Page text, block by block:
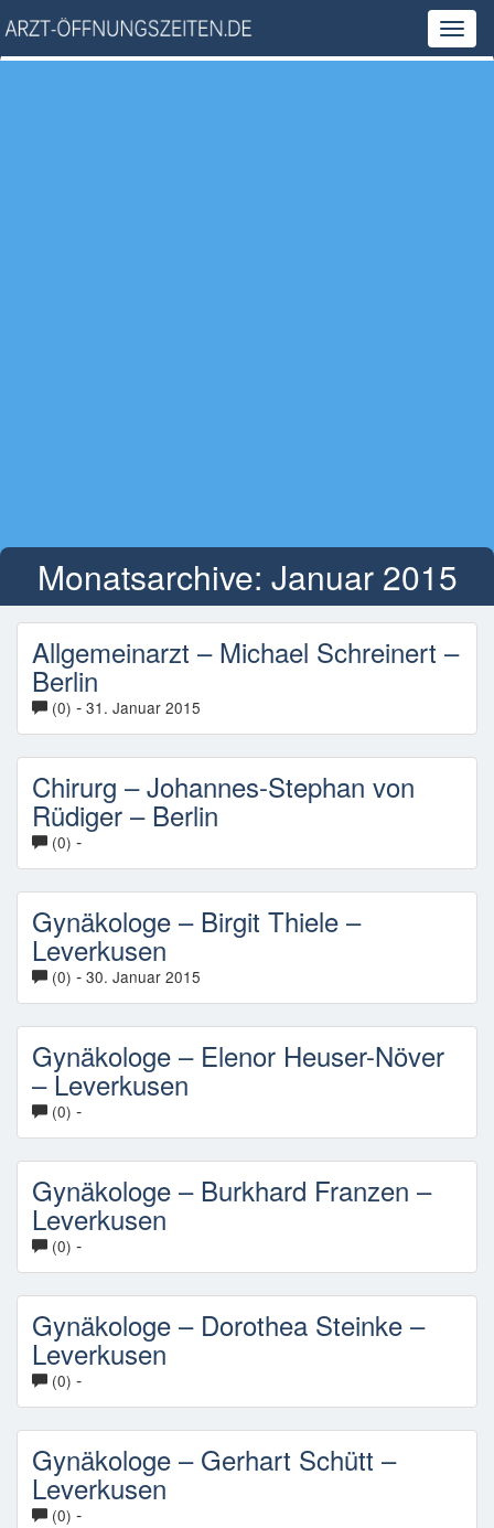
Monatsarchive: Januar 2015
Allgemeinarzt – Michael Schreinert –
Berlin
(0) - 31. Januar 2015
Chirurg – Johannes-Stephan von
Rüdiger – Berlin
(0) -
Gynäkologe – Birgit Thiele –
Leverkusen
(0) - 30. Januar 2015
Gynäkologe – Elenor Heuser-Növer
– Leverkusen
(0) -
Gynäkologe – Burkhard Franzen –
Leverkusen
(0) -
Gynäkologe – Dorothea Steinke –
Leverkusen
(0) -
Gynäkologe – Gerhart Schütt –
Leverkusen
(0) -